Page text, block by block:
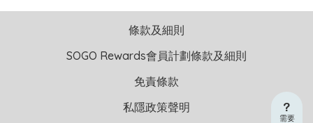
需要
條款及細則
SOGO Rewards會員計劃條款及細則
免責條款
私隱政策聲明